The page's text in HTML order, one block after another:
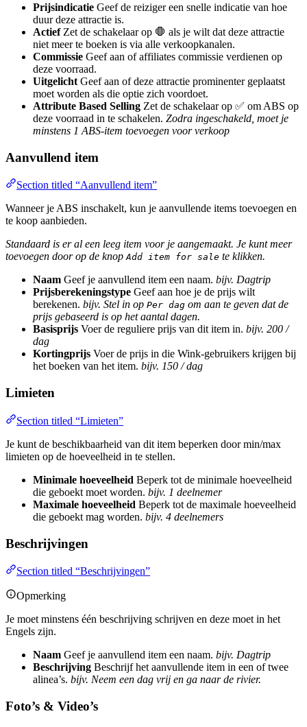
Prijsindicatie Geef de reiziger een snelle indicatie van hoe
duur deze attractie is.
ActiefZet de schakelaar op 🛑 als je wilt dat deze attractie
niet meer te boeken is via alle verkoopkanalen.
Commissie Geef aan of affiliates commissie verdienen op
deze voorraad.
Uitgelicht Geef aan of deze attractie prominenter geplaatst
moet worden als die optie zich voordoet.
Attribute Based Selling Zet de schakelaar op ✅ om ABS op
deze voorraad in te schakelen. Zodra ingeschakeld, moet je
minstens 1 ABS-item toevoegen voor verkoop
Aanvullend item
Section titled “Aanvullend item”
Wanneer je ABS inschakelt, kun je aanvullende items toevoegen en
te koop aanbieden.
Standaard is er al een leeg item voor je aangemaakt. Je kunt meer
toevoegen door op de knop Add item for sale te klikken.
Naam Geef je aanvullend item een naam. bijv. Dagtrip
Prijsberekeningstype Geef aan hoe je de prijs wilt
berekenen. bijv. Stel in op Per dag om aan te geven dat de
prijs gebaseerd is op het aantal dagen.
Basisprijs Voer de reguliere prijs van dit item in. bijv. 200 /
dag
Kortingprijs Voer de prijs in die Wink-gebruikers krijgen bij
het boeken van het item. bijv. 150 / dag
Limieten
Section titled “Limieten”
Je kunt de beschikbaarheid van dit item beperken door min/max
limieten op de hoeveelheid in te stellen.
Minimale hoeveelheid Beperk tot de minimale hoeveelheid
die geboekt moet worden. bijv. 1 deelnemer
Maximale hoeveelheid Beperk tot de maximale hoeveelheid
die geboekt mag worden. bijv. 4 deelnemers
Beschrijvingen
Section titled “Beschrijvingen”
Opmerking
Je moet minstens één beschrijving schrijven en deze moet in het
Engels zijn.
Naam Geef je aanvullend item een naam. bijv. Dagtrip
Beschrijving Beschrijf het aanvullende item in een of twee
alinea’s. bijv. Neem een dag vrij en ga naar de rivier.
Foto’s & Video’s